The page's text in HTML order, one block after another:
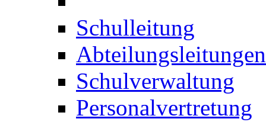
Schulleitung
Abteilungsleitungen
Schulverwaltung
Personalvertretung